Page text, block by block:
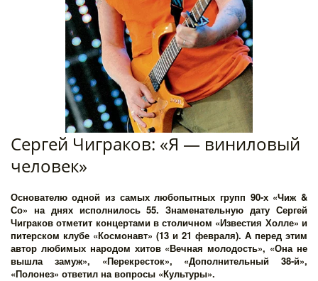
Сергей Чиграков: «Я — виниловый
человек»
Основателю одной из самых любопытных групп 90-х «Чиж &
Со» на днях исполнилось 55. Знаменательную дату Сергей
Чиграков отметит концертами в столичном «Известия Холле» и
питерском клубе «Космонавт» (13 и 21 февраля). А перед этим
автор любимых народом хитов «Вечная молодость», «Она не
вышла замуж», «Перекресток», «Дополнительный 38-й»,
«Полонез» ответил на вопросы «Культуры».